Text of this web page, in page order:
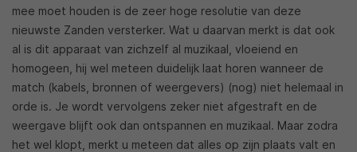
mee moet houden is de zeer hoge resolutie van deze
nieuwste Zanden versterker. Wat u daarvan merkt is dat ook
al is dit apparaat van zichzelf al muzikaal, vloeiend en
homogeen, hij wel meteen duidelijk laat horen wanneer de
match (kabels, bronnen of weergevers) (nog) niet helemaal in
orde is. Je wordt vervolgens zeker niet afgestraft en de
weergave blijft ook dan ontspannen en muzikaal. Maar zodra
het wel klopt, merkt u meteen dat alles op zijn plaats valt en